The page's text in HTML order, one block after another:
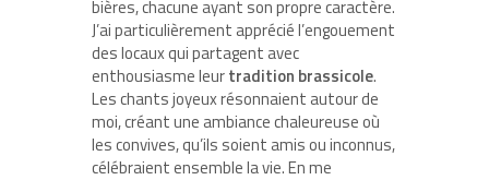
bières, chacune ayant son propre caractère.
J’ai particulièrement apprécié l’engouement
des locaux qui partagent avec
enthousiasme leurtradition brassicole.
Les chants joyeux résonnaient autour de
moi, créant une ambiance chaleureuse où
les convives, qu’ils soient amis ou inconnus,
célébraient ensemble la vie. En me